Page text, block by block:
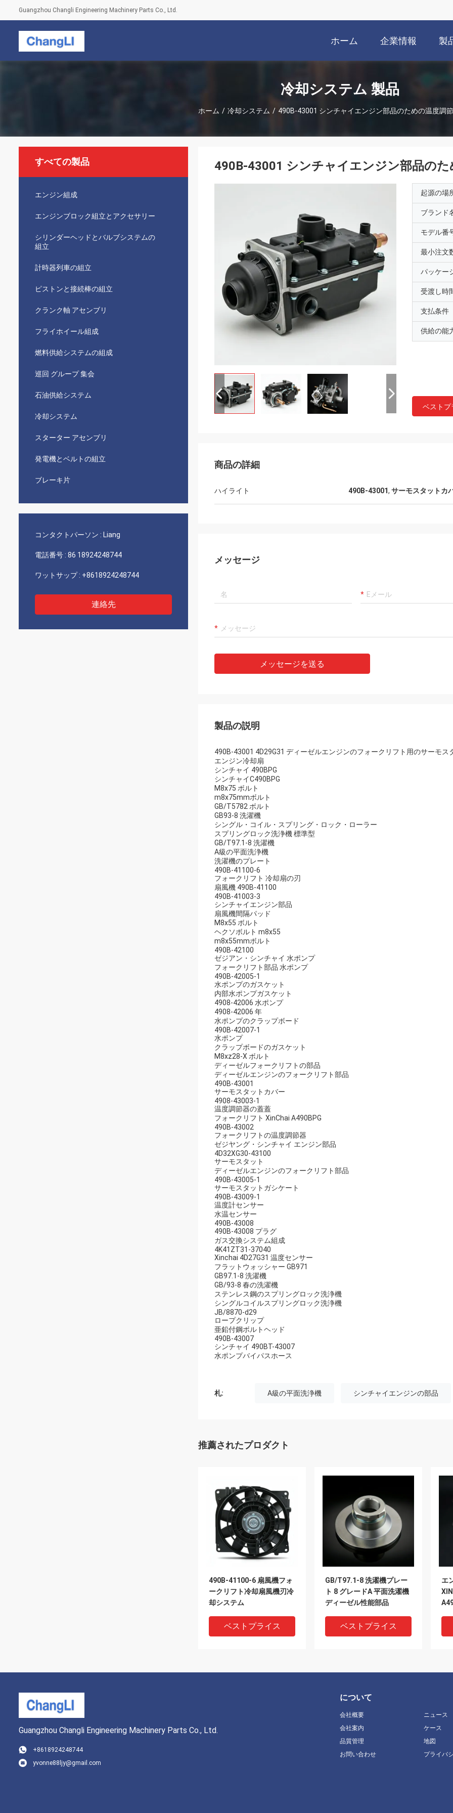
Guangzhou Changli Engineering Machinery Parts Co., Ltd.
ホーム 企業情報 製
冷却システム 製品
ホーム / 冷却システム / 490B-43001 シンチャイエンジン部品のための温度調
すべての製品
エンジン組成
エンジンブロック組立とアクセサリー
シリンダーヘッドとバルブシステムの
組立
計時器列車の組立
ピストンと接続棒の組立
クランク軸 アセンブリ
フライホイール組成
燃料供給システムの組成
巡回 グループ 集会
石油供給システム
冷却システム
スターター アセンブリ
発電機とベルトの組立
ブレーキ片
コンタクトパーソン : Liang
電話番号 : 86 18924248744
ワットサップ : +8618924248744
連絡先
490B-43001 シンチャイエンジン部品の
起源の場
ブランド
モデル番
最小注文
パッケー
受渡し時
支払条件
供給の能
ベストプ
商品の詳細
ハイライト 490B-43001, サーモスタットカ
メッセージ
メッセージを送る
製品の説明
490B-43001 4D29G31 ディーゼルエンジンのフォークリフト用のサーモス
エンジン冷却扇
シンチャイ 490BPG
シンチャイC490BPG
M8x75 ボルト
m8x75mmボルト
GB/T5782 ボルト
GB93-8 洗濯機
シングル・コイル・スプリング・ロック・ローラー
スプリングロック洗浄機 標準型
GB/T97.1-8 洗濯機
A級の平面洗浄機
洗濯機のプレート
490B-41100-6
フォークリフト 冷却扇の刃
扇風機 490B-41100
490B-41003-3
シンチャイエンジン部品
扇風機間隔パッド
M8x55 ボルト
ヘクソボルト m8x55
m8x55mmボルト
490B-42100
ゼジアン・シンチャイ 水ポンプ
フォークリフト部品 水ポンプ
490B-42005-1
水ポンプのガスケット
内部水ポンプガスケット
4908-42006 水ポンプ
4908-42006 年
水ポンプのクラップボード
490B-42007-1
水ポンプ
クラップボードのガスケット
M8xz28-X ボルト
ディーゼルフォークリフトの部品
ディーゼルエンジンのフォークリフト部品
490B-43001
サーモスタットカバー
4908-43003-1
温度調節器の蓋蓋
フォークリフト XinChai A490BPG
490B-43002
フォークリフトの温度調節器
ゼジヤング・シンチャイ エンジン部品
4D32XG30-43100
サーモスタット
ディーゼルエンジンのフォークリフト部品
490B-43005-1
サーモスタットガシケート
490B-43009-1
温度計センサー
水温センサー
490B-43008
490B-43008 プラグ
ガス交換システム組成
4K41ZT31-37040
Xinchai 4D27G31 温度センサー
フラットウォッシャー GB971
GB97.1-8 洗濯機
GB/93-8 春の洗濯機
ステンレス鋼のスプリングロック洗浄機
シングルコイルスプリングロック洗浄機
JB/8870-d29
ロープクリップ
亜鉛付鋼ボルトヘッド
490B-43007
シンチャイ 490BT-43007
水ポンプバイパスホース
札: A級の平面洗浄機 シンチャイエンジンの部品
推薦されたプロダクト
490B-41100-6 扇風機フォ
ークリフト冷却扇風機刃冷
却システム
ベストプライス
GB/T97.1-8 洗濯機プレー
ト 8 グレードA 平面洗濯機
ディーゼル性能部品
ベストプライス
エ
Guangzhou Changli Engineering Machinery Parts Co., Ltd.
+8618924248744
yvonne88ljy@gmail.com
について
会社概要
会社案内
品質管理
お問い合わせ
ニュース
ケース
地図
プライバ